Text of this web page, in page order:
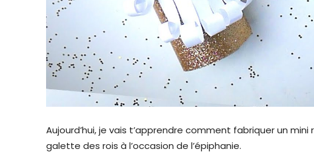
Aujourd’hui, je vais t’apprendre comment fabriquer un
galette des rois à l’occasion de l’épiphanie.